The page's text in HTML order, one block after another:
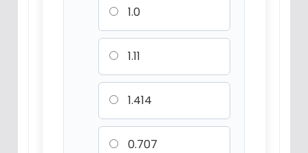
1.0
1.11
1.414
0.707